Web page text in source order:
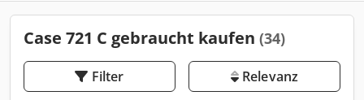
Case 721 C gebraucht kaufen (34)
Filter Relevanz